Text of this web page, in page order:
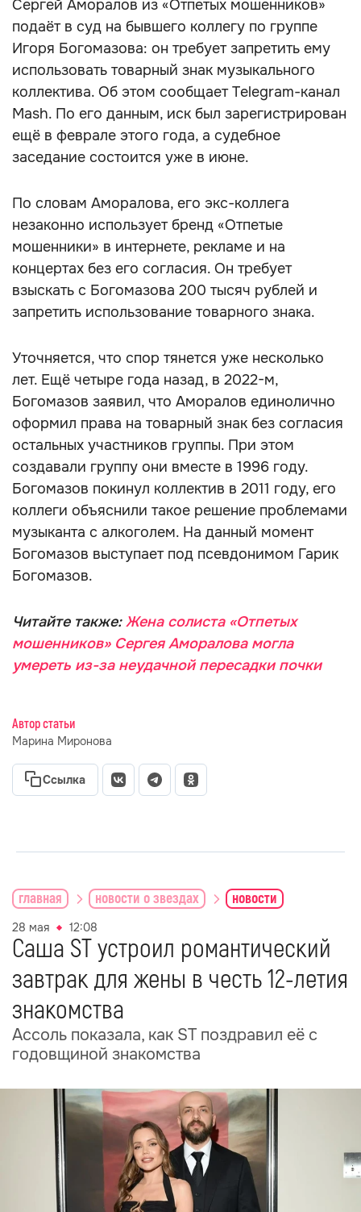
Сергей Аморалов из «Отпетых мошенников»
подаёт в суд на бывшего коллегу по группе
Игоря Богомазова: он требует запретить ему
использовать товарный знак музыкального
коллектива. Об этом сообщает Telegram-канал
Mash. По его данным, иск был зарегистрирован
ещё в феврале этого года, а судебное
заседание состоится уже в июне.
По словам Аморалова, его экс-коллега
незаконно использует бренд «Отпетые
мошенники» в интернете, рекламе и на
концертах без его согласия. Он требует
взыскать с Богомазова 200 тысяч рублей и
запретить использование товарного знака.
Уточняется, что спор тянется уже несколько
лет. Ещё четыре года назад, в 2022-м,
Богомазов заявил, что Аморалов единолично
оформил права на товарный знак без согласия
остальных участников группы. При этом
создавали группу они вместе в 1996 году.
Богомазов покинул коллектив в 2011 году, его
коллеги объяснили такое решение проблемами
музыканта с алкоголем. На данный момент
Богомазов выступает под псевдонимом Гарик
Богомазов.
Читайте также:Жена солиста «Отпетых
мошенников» Сергея Аморалова могла
умереть из-за неудачной пересадки почки
Автор статьи
Марина Миронова
Ссылка
главная новости о звездах новости
28 мая 12:08
Саша ST устроил романтический
завтрак для жены в честь 12-летия
знакомства
Ассоль показала, как ST поздравил её с
годовщиной знакомства